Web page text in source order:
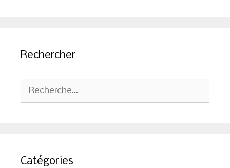
Rechercher
Rechercher :
Catégories